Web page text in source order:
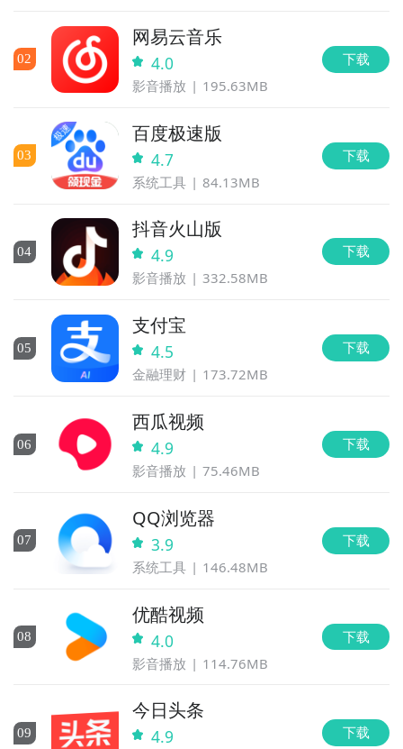
02
网易云音乐
4.0
影音播放 195.63MB
下载
03
百度极速版
4.7
系统工具 84.13MB
下载
04
抖音火山版
4.9
影音播放 332.58MB
下载
05
支付宝
4.5
金融理财 173.72MB
下载
06
西瓜视频
4.9
影音播放 75.46MB
下载
07
QQ浏览器
3.9
系统工具 146.48MB
下载
08
优酷视频
4.0
影音播放 114.76MB
下载
09
今日头条
4.9 下载